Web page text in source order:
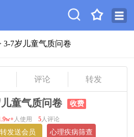
3-7岁儿童气质问卷
评论 转发
童气质问卷 收费
人使用 5人评论